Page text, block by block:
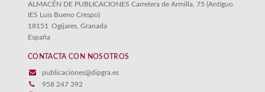
ALMACÉN DE PUBLICACIONES Carretera de Armilla, 75 (Antiguo
IES Luis Bueno Crespo)
18151 Ogíjares, Granada
España
CONTACTA CON NOSOTROS
publicaciones@dipgra.es
958 247 392